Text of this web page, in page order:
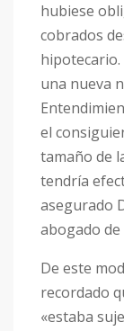
hubiese
cobrados
hipotecario.
una nueva
el
tamaño de
tendría
asegurado
abogado
De este
recordado
«estaba